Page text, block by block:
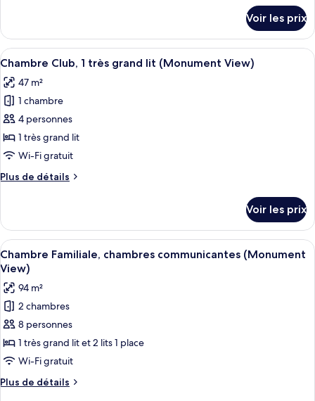
grand
lit
(Monument
View)
le
type
de
Chambre,
grand
lit
(Monument
View)
Voir les prix
Afficher
toutes
les
photos
pour
ce
type
chambre :
très
grand
lit
(Monument
View)
Une chambre d’hôtel avec un grand
19
Chambre Club, 1 très grand lit (Monument View)
47 m²
1 chambre
4 personnes
1 très grand lit
Wi-Fi gratuit
Plus de détails
Plus
le
type
de
chambre
Chambre
Club,
très
grand
lit
View)
Voir les prix
Afficher
toutes
les
photos
pour
ce
type
de
chambre :
Chambre
Une chambre d’hôtel avec un
7
Chambre Familiale, chambres communicantes (Monument
View)
94 m²
2 chambres
8 personnes
1 très grand lit et 2 lits 1 place
Wi-Fi gratuit
Plus de détails
Plus